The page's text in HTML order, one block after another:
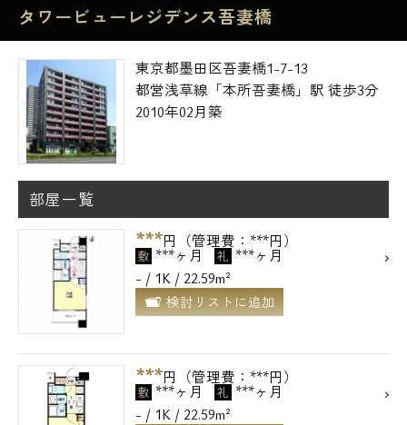
タワービューレジデンス吾妻橋
東京都墨田区吾妻橋1-7-13
都営浅草線「本所吾妻橋」駅 徒歩3分
2010年02月築
部屋一覧
***円（管理費：***円）
敷 ***ヶ月 礼 ***ヶ月
- / 1K / 22.59m²
検討リストに追加
***円（管理費：***円）
敷 ***ヶ月 礼 ***ヶ月
- / 1K / 22.59m²